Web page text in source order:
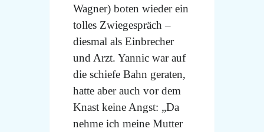
Wagner) boten wieder ein
tolles Zwiegespräch –
diesmal als Einbrecher
und Arzt. Yannic war auf
die schiefe Bahn geraten,
hatte aber auch vor dem
Knast keine Angst: „Da
nehme ich meine Mutter